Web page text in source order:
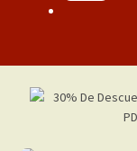
Franco-Belga